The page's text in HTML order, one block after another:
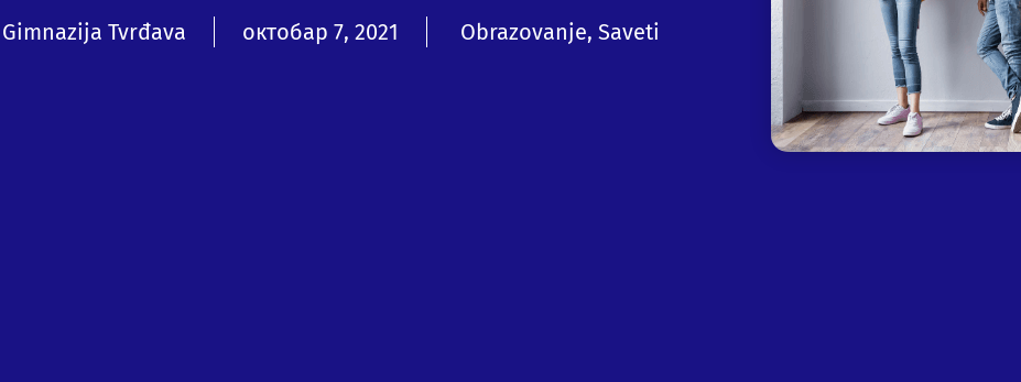
Gimnazija Tvrđava октобар 7, 2021 Obrazovanje, Saveti